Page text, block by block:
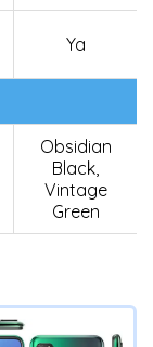
Ya
Obsidian
Black,
Vintage
Green